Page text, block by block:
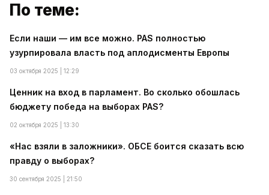
По теме:
Если наши — им все можно. PAS полностью
узурпировала власть под аплодисменты Европы
03 октября 2025 | 12:29
Ценник на вход в парламент. Во сколько обошлась
бюджету победа на выборах PAS?
02 октября 2025 | 13:30
«Нас взяли в заложники». ОБСЕ боится сказать всю
правду о выборах?
30 сентября 2025 | 21:50